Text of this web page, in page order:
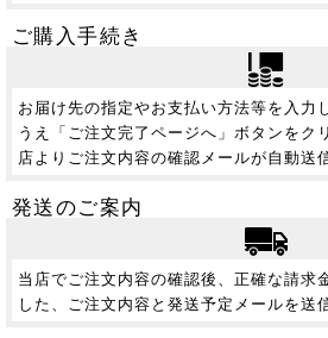
ご購入手続き
お届け先の指定やお支払い方法等を入力
うえ「ご注文完了ページへ」ボタンをク
店よりご注文内容の確認メールが自動送
発送のご案内
当店でご注文内容の確認後、正確な請求
した、ご注文内容と発送予定メールを送